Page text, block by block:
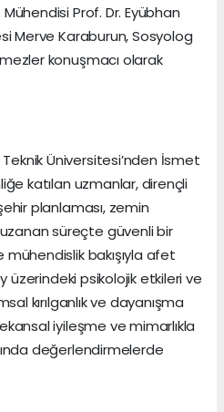
Prof. Dr. Eyübhan
Merve Karaburun, Sosyolog
konuşmacı olarak
Üniversitesi’nden İsmet
katılan uzmanlar, dirençli
planlaması, zemin
süreçte güvenli bir
bakışıyla afet
üzerindeki psikolojik etkileri ve
kırılganlık ve dayanışma
iyileşme ve mimarlıkla
değerlendirmelerde